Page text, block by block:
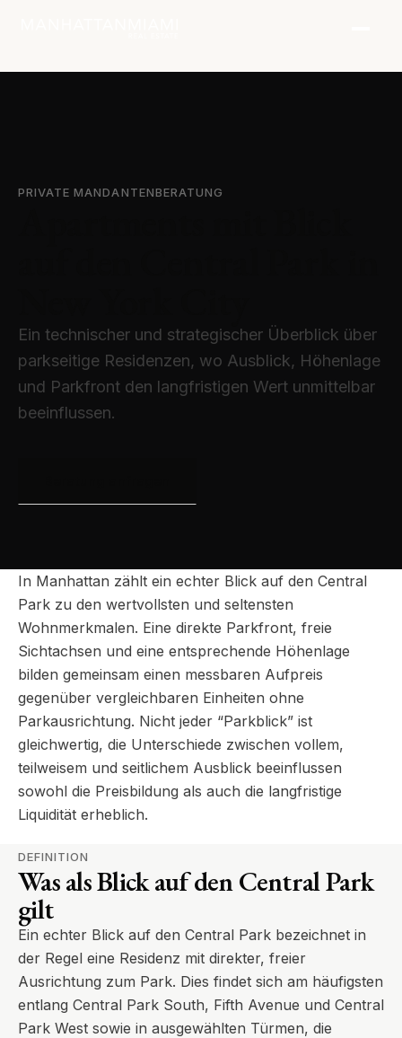
PRIVATE MANDANTENBERATUNG
Ein technischer und strategischer Überblick über
parkseitige Residenzen, wo Ausblick, Höhenlage
und Parkfront den langfristigen Wert unmittelbar
beeinflussen.
In Manhattan zählt ein echter Blick auf den Central
Park zu den wertvollsten und seltensten
Wohnmerkmalen. Eine direkte Parkfront, freie
Sichtachsen und eine entsprechende Höhenlage
bilden gemeinsam einen messbaren Aufpreis
gegenüber vergleichbaren Einheiten ohne
Parkausrichtung. Nicht jeder “Parkblick” ist
gleichwertig, die Unterschiede zwischen vollem,
teilweisem und seitlichem Ausblick beeinflussen
sowohl die Preisbildung als auch die langfristige
Liquidität erheblich.
DEFINITION
Was als Blick auf den Central Park
gilt
Ein echter Blick auf den Central Park bezeichnet in
der Regel eine Residenz mit direkter, freier
Ausrichtung zum Park. Dies findet sich am häufigsten
entlang Central Park South, Fifth Avenue und Central
Park West sowie in ausgewählten Türmen, die